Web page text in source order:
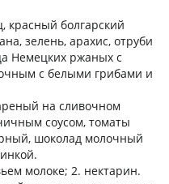
красный болгарский
зелень, арахис, отруби
Немецких ржаных с
с белыми грибами и
на сливочном
соусом, томаты
шоколад молочный
молоке; 2. нектарин.